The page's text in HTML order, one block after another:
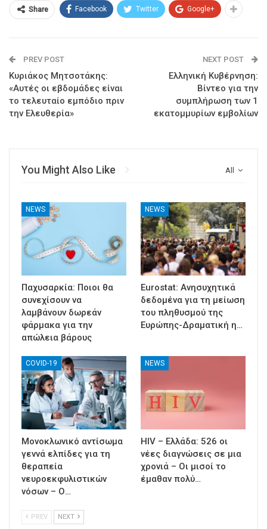
Share Facebook Twitter Google+
PREV POST
Κυριάκος Μητσοτάκης:
«Αυτές οι εβδομάδες είναι
το τελευταίο εμπόδιο πριν
την Ελευθερία»
NEXT POST
Ελληνική Κυβέρνηση:
Βίντεο για την
συμπλήρωση των 1
εκατομμυρίων εμβολίων
All
You Might Also Like
NEWS
Παχυσαρκία: Ποιοι θα
συνεχίσουν να
λαμβάνουν δωρεάν
φάρμακα για την
απώλεια βάρους
NEWS
Eurostat: Ανησυχητικά
δεδομένα για τη μείωση
του πληθυσμού της
Ευρώπης-Δραματική η…
COVID-19
Μονοκλωνικό αντίσωμα
γεννά ελπίδες για τη
θεραπεία
νευροεκφυλιστικών
νόσων – Ο…
NEWS
HIV – Ελλάδα: 526 οι
νέες διαγνώσεις σε μια
χρονιά – Οι μισοί το
έμαθαν πολύ…
PREV NEXT